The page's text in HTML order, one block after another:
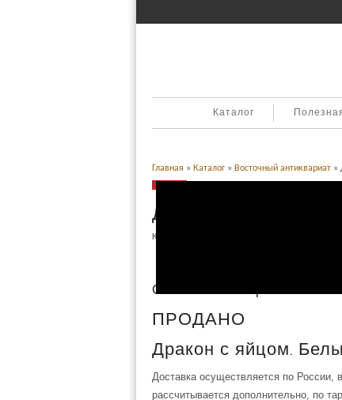
Каталог
Главная » Каталог » Восточный антиквариат »
Продано
Дракон с яйцом.
Категория:
Описание товара
ПРОДАНО
Дракон с яйцом.
Доставка осуществляется по России,
рассчитывается дополнительно, по